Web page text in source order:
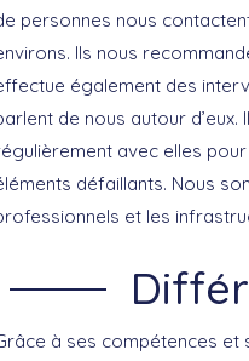
personnes nous
Ils nous
également des
de nous autour
avec elles
défaillants. Nous
et les
à ses compétences et